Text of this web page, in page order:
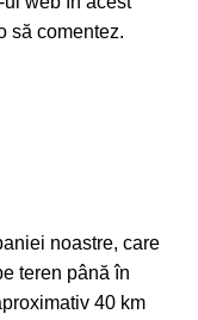
să comentez.
noastre, care
teren până în
40 km